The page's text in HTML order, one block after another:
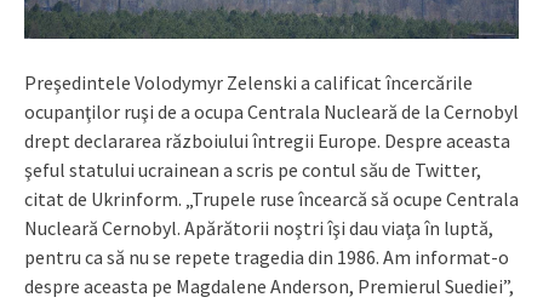
Preşedintele Volodymyr Zelenski a calificat încercările
ocupanţilor ruşi de a ocupa Centrala Nucleară de la Cernobyl
drept declararea războiului întregii Europe. Despre aceasta
şeful statului ucrainean a scris pe contul său de Twitter,
citat de Ukrinform. „Trupele ruse încearcă să ocupe Centrala
Nucleară Cernobyl. Apărătorii noştri îşi dau viaţa în luptă,
pentru ca să nu se repete tragedia din 1986. Am informat-o
despre aceasta pe Magdalene Anderson, Premierul Suediei”,